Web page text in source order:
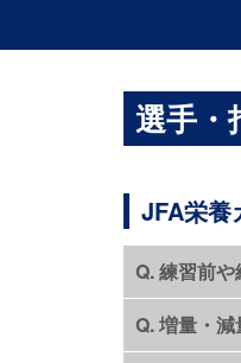
選手・
JFA栄養
Q. 練習前
Q. 増量・